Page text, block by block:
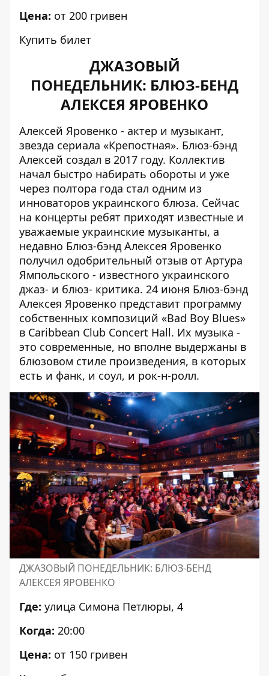
Цена: от 200 гривен
Купить билет
ДЖАЗОВЫЙ
ПОНЕДЕЛЬНИК: БЛЮЗ-БЕНД
АЛЕКСЕЯ ЯРОВЕНКО
Алексей Яровенко - актер и музыкант,
звезда сериала «Крепостная». Блюз-бэнд
Алексей создал в 2017 году. Коллектив
начал быстро набирать обороты и уже
через полтора года стал одним из
инноваторов украинского блюза. Сейчас
на концерты ребят приходят известные и
уважаемые украинские музыканты, а
недавно Блюз-бэнд Алексея Яровенко
получил одобрительный отзыв от Артура
Ямпольского - известного украинского
джаз- и блюз- критика. 24 июня Блюз-бэнд
Алексея Яровенко представит программу
собственных композиций «Bad Boy Blues»
в Caribbean Club Concert Hall. Их музыка -
это современные, но вполне выдержаны в
блюзовом стиле произведения, в которых
есть и фанк, и соул, и рок-н-ролл.
ДЖАЗОВЫЙ ПОНЕДЕЛЬНИК: БЛЮЗ-БЕНД
АЛЕКСЕЯ ЯРОВЕНКО
Где: улица Симона Петлюры, 4
Когда: 20:00
Цена: от 150 гривен